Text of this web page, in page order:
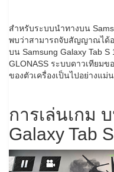
สำหรับระบบนำทางบน
พบว่าสามารถจับสัญญาณได้อ
บน Samsung Galaxy Tab S
GLONASS ระบบดาวเทียม
ของตัวเครื่องเป็นไปอย่างแม่
การเล่นเกม
Galaxy Tab